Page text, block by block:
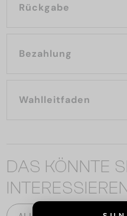
Rückgabe
Bezahlung
Wahlleitfaden
DAS KÖNNTE